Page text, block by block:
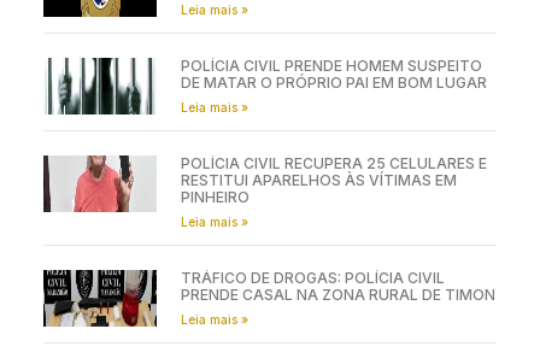
Leia mais »
POLÍCIA CIVIL PRENDE HOMEM SUSPEITO
DE MATAR O PRÓPRIO PAI EM BOM LUGAR
Leia mais »
POLÍCIA CIVIL RECUPERA 25 CELULARES E
RESTITUI APARELHOS ÀS VÍTIMAS EM
PINHEIRO
Leia mais »
TRÁFICO DE DROGAS: POLÍCIA CIVIL
PRENDE CASAL NA ZONA RURAL DE TIMON
Leia mais »